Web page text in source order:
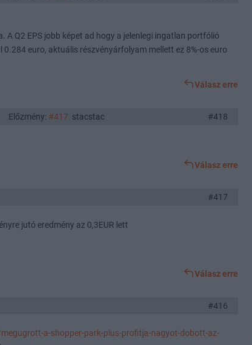
Q2 EPS jobb képet ad hogy a jelenlegi ingatlan portfólió
0.284 euro, aktuális részvényárfolyam mellett ez 8%-os euro
Válasz erre
Előzmény: #417 stacstac #418
Válasz erre
#417
jutó eredmény az 0,3EUR lett
Válasz erre
#416
a-shopper-park-plus-profitja-nagyot-dobott-az-